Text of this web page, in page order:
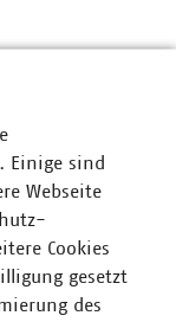
TK
ABFALLWIRTSCHAFT
Einige sind
Webseite
Cookies
gesetzt
des